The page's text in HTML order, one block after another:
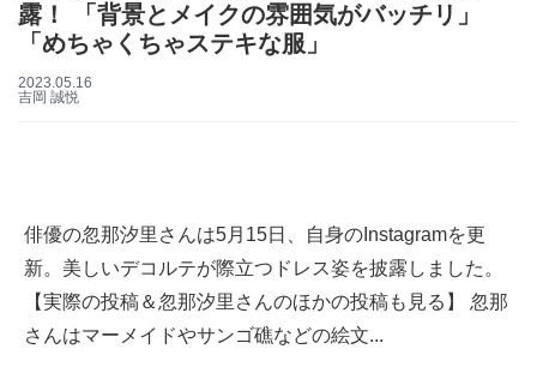
露！ 「背景とメイクの雰囲気がバッチリ」
「めちゃくちゃステキな服」
2023.05.16
吉岡 誠悦
俳優の忽那汐里さんは5月15日、自身のInstagramを更
新。美しいデコルテが際立つドレス姿を披露しました。
【実際の投稿＆忽那汐里さんのほかの投稿も見る】 忽那
さんはマーメイドやサンゴ礁などの絵文...